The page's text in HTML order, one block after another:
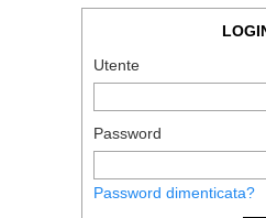
Utente
Password
Password dimenticata?